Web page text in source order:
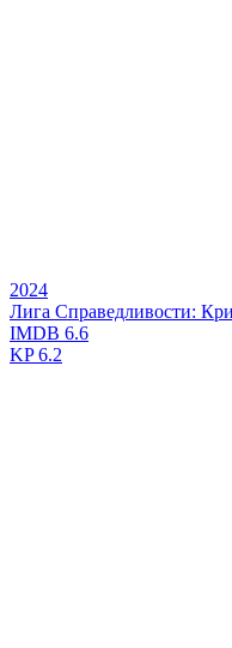
2024
Лига Справедливости:
IMDB 6.6
KP6.2